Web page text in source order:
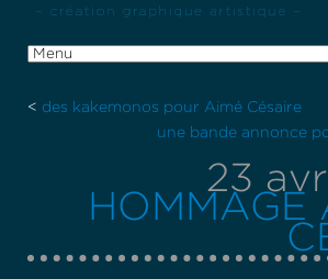
< des kakemonos pour Aimé Césaire
une bande annonce
23
HOMMAGE